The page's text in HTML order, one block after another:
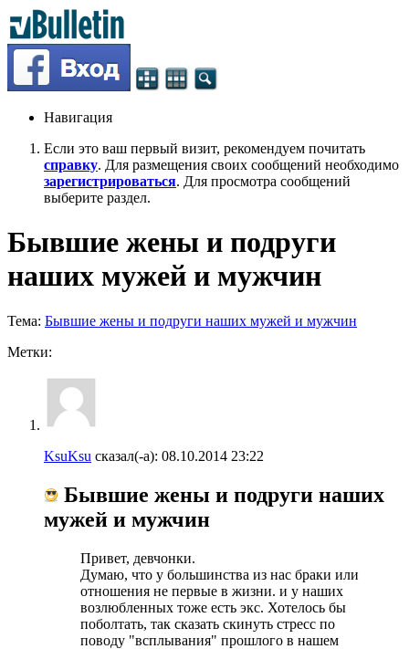
Навигация
Если это ваш первый визит, рекомендуем почитать
справку. Для размещения своих сообщений необходимо
зарегистрироваться. Для просмотра сообщений
выберите раздел.
Бывшие жены и подруги
наших мужей и мужчин
Тема: Бывшие жены и подруги наших мужей и мужчин
Метки:
KsuKsu сказал(-а): 08.10.2014 23:22
Бывшие жены и подруги наших
мужей и мужчин
Привет, девчонки.
Думаю, что у большинства из нас браки или
отношения не первые в жизни. и у наших
возлюбленных тоже есть экс. Хотелось бы
поболтать, так сказать скинуть стресс по
поводу "всплывания" прошлого в нашем